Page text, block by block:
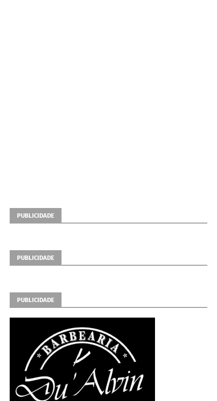
PUBLICIDADE
PUBLICIDADE
PUBLICIDADE